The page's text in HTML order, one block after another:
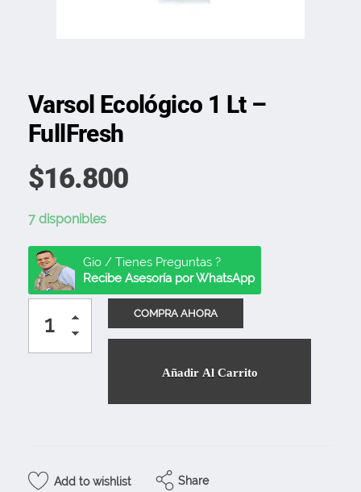
Varsol Ecológico 1 Lt –
FullFresh
$16.800
7 disponibles
Gio / Tienes Preguntas ?
Recibe Asesoría por WhatsApp
Añadir Al Carrito
Add to wishlist Share